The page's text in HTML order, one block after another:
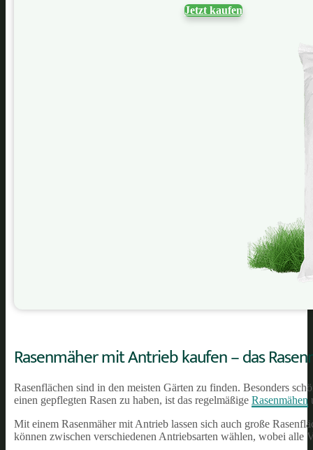
Jetzt kaufen
Rasenmäher mit Antrieb kaufen – das
Rasenflächen sind in den meisten Gärten zu finden. Besonders
einen gepflegten Rasen zu haben, ist das regelmäßige Rasenmähen
Mit einem Rasenmäher mit Antrieb lassen sich auch große
können zwischen verschiedenen Antriebsarten wählen, wobei